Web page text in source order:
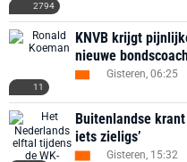
2794
11
KNVB krijgt
nieuwe bondscoach
Gisteren, 06:25
Buitenlandse
iets zieligs’
Gisteren, 15:32